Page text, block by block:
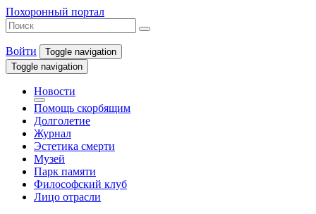
Похоронный портал
Войти
Toggle navigation
Toggle navigation
Новости
Помощь скорбящим
Долголетие
Журнал
Эстетика смерти
Музей
Парк памяти
Философский клуб
Лицо отрасли